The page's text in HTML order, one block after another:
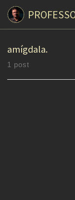
Skip to content
amígdala.
1 post